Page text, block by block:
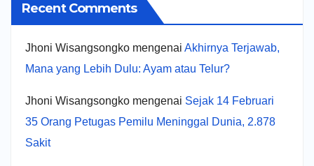
Recent Comments
Jhoni Wisangsongko mengenai Akhirnya Terjawab,
Mana yang Lebih Dulu: Ayam atau Telur?
Jhoni Wisangsongko mengenai Sejak 14 Februari
35 Orang Petugas Pemilu Meninggal Dunia, 2.878
Sakit